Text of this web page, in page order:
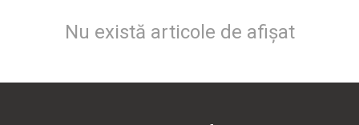
Nu există articole de afișat